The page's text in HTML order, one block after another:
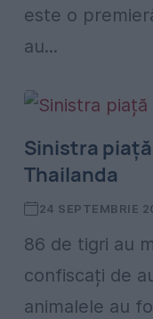
este o
au...
Sinistra
Thailanda
24 SEPTEMBRIE
86 de tigri au
confiscați de
animalele au